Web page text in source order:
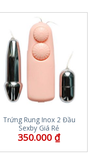
Trứng Rung Inox 2 Đầu
Sexby Giá Rẻ
350.000 ₫